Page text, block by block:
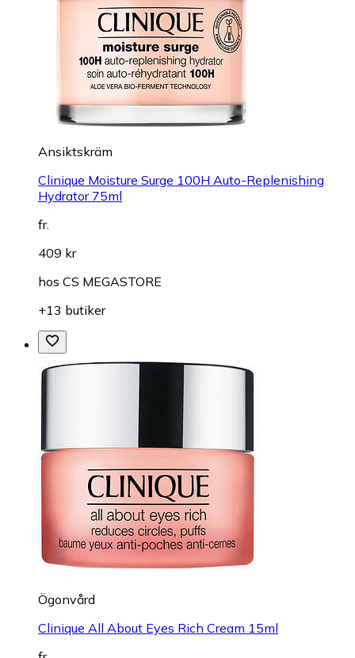
Ansiktskräm
Clinique Moisture Surge 100H Auto-Replenishing
Hydrator 75ml
fr.
409 kr
hos CS MEGASTORE
+13 butiker
Ögonvård
Clinique All About Eyes Rich Cream 15ml